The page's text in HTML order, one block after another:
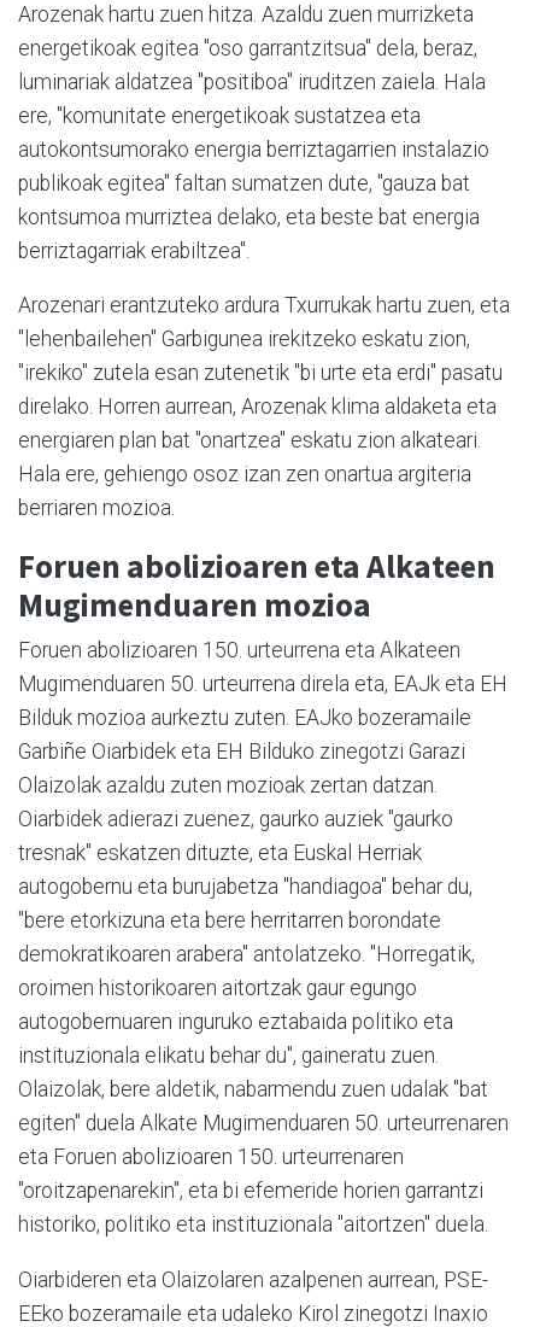
Arozenak hartu zuen hitza. Azaldu zuen murrizketa
energetikoak egitea "oso garrantzitsua" dela, beraz,
luminariak aldatzea "positiboa" iruditzen zaiela. Hala
ere, "komunitate energetikoak sustatzea eta
autokontsumorako energia berriztagarrien instalazio
publikoak egitea" faltan sumatzen dute, "gauza bat
kontsumoa murriztea delako, eta beste bat energia
berriztagarriak erabiltzea".
Arozenari erantzuteko ardura Txurrukak hartu zuen, eta
"lehenbailehen" Garbigunea irekitzeko eskatu zion,
"irekiko" zutela esan zutenetik "bi urte eta erdi" pasatu
direlako. Horren aurrean, Arozenak klima aldaketa eta
energiaren plan bat "onartzea" eskatu zion alkateari.
Hala ere, gehiengo osoz izan zen onartua argiteria
berriaren mozioa.
Foruen abolizioaren eta Alkateen
Mugimenduaren mozioa
Foruen abolizioaren 150. urteurrena eta Alkateen
Mugimenduaren 50. urteurrena direla eta, EAJk eta EH
Bilduk mozioa aurkeztu zuten. EAJko bozeramaile
Garbiñe Oiarbidek eta EH Bilduko zinegotzi Garazi
Olaizolak azaldu zuten mozioak zertan datzan.
Oiarbidek adierazi zuenez, gaurko auziek "gaurko
tresnak" eskatzen dituzte, eta Euskal Herriak
autogobernu eta burujabetza "handiagoa" behar du,
"bere etorkizuna eta bere herritarren borondate
demokratikoaren arabera" antolatzeko. "Horregatik,
oroimen historikoaren aitortzak gaur egungo
autogobernuaren inguruko eztabaida politiko eta
instituzionala elikatu behar du", gaineratu zuen.
Olaizolak, bere aldetik, nabarmendu zuen udalak "bat
egiten" duela Alkate Mugimenduaren 50. urteurrenaren
eta Foruen abolizioaren 150. urteurrenaren
"oroitzapenarekin", eta bi efemeride horien garrantzi
historiko, politiko eta instituzionala "aitortzen" duela.
Oiarbideren eta Olaizolaren azalpenen aurrean, PSE-
EEko bozeramaile eta udaleko Kirol zinegotzi Inaxio